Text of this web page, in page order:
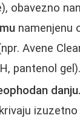
obavezno
namenjenu
Avene
pantenol gel).
danju.